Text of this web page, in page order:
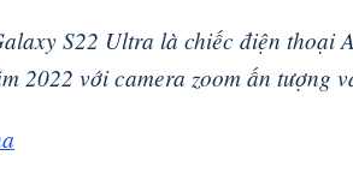
S22 Ultra là chiếc điện thoại
2022 với camera zoom ấn tượng